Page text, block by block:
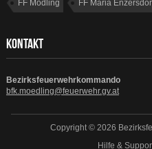
FF Mödling FF Maria
KONTAKT
Bezirksfeuerwehrkommando
bfk.moedling@feuerwehr.gv.at
Copyright © 2026
Hilfe &